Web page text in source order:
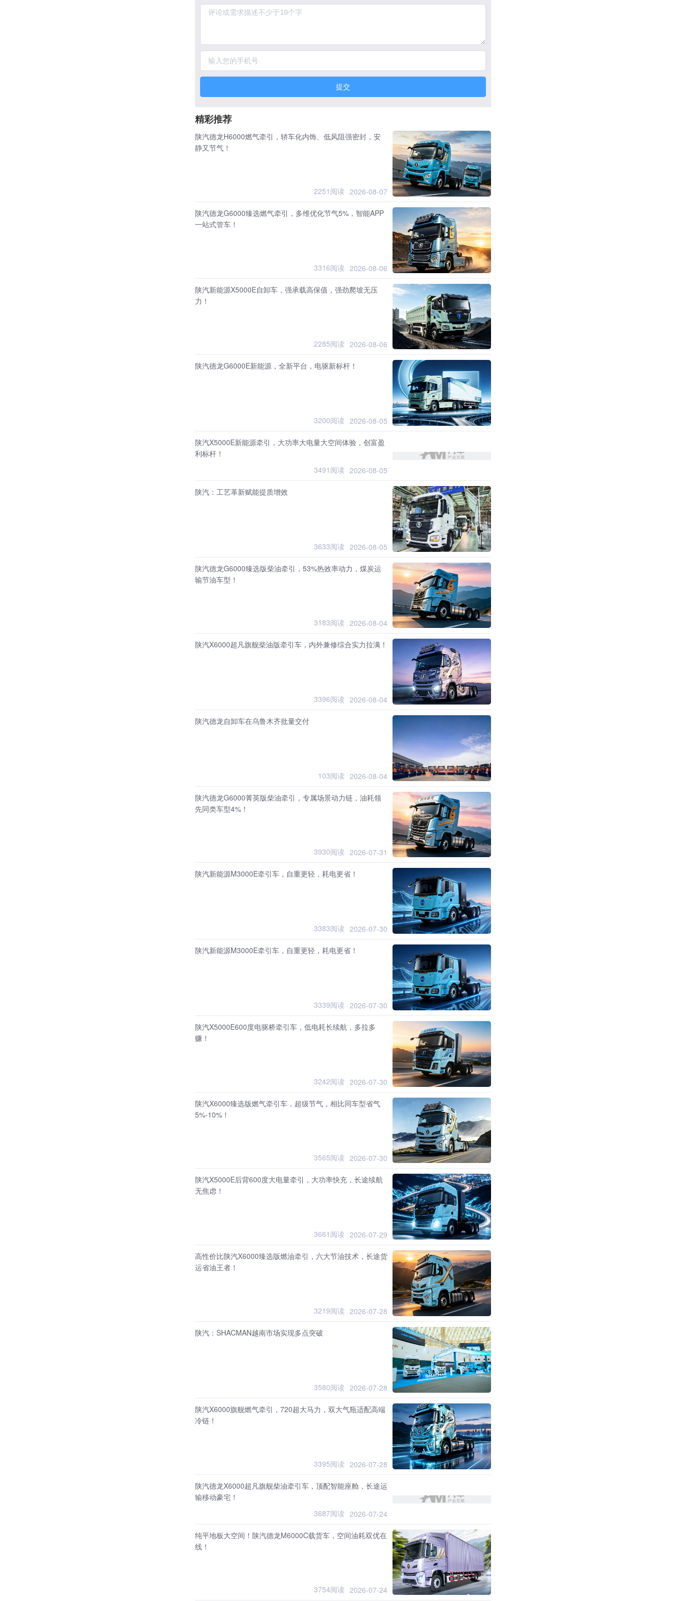
提交
精彩推荐
陕汽德龙H6000燃气牵引，轿车化内饰、低风阻强密封，安
静又节气！
2251阅读 2026-08-07
陕汽德龙G6000臻选燃气牵引，多维优化节气5%，智能APP
一站式管车！
3316阅读 2026-08-06
陕汽新能源X5000E自卸车，强承载高保值，强劲爬坡无压
力！
2285阅读 2026-08-06
陕汽德龙G6000E新能源，全新平台，电驱新标杆！
3200阅读 2026-08-05
陕汽X5000E新能源牵引，大功率大电量大空间体验，创富盈
利标杆！
3491阅读 2026-08-05
陕汽：工艺革新赋能提质增效
3633阅读 2026-08-05
陕汽德龙G6000臻选版柴油牵引，53%热效率动力，煤炭运
输节油车型！
3183阅读 2026-08-04
陕汽X6000超凡旗舰柴油版牵引车，内外兼修综合实力拉满！
3396阅读 2026-08-04
陕汽德龙自卸车在乌鲁木齐批量交付
103阅读 2026-08-04
陕汽德龙G6000菁英版柴油牵引，专属场景动力链，油耗领
先同类车型4%！
3930阅读 2026-07-31
陕汽新能源M3000E牵引车，自重更轻，耗电更省！
3383阅读 2026-07-30
陕汽新能源M3000E牵引车，自重更轻，耗电更省！
3339阅读 2026-07-30
陕汽X5000E600度电驱桥牵引车，低电耗长续航，多拉多
赚！
3242阅读 2026-07-30
陕汽X6000臻选版燃气牵引车，超级节气，相比同车型省气
5%-10%！
3565阅读 2026-07-30
陕汽X5000E后背600度大电量牵引，大功率快充，长途续航
无焦虑！
3661阅读 2026-07-29
高性价比陕汽X6000臻选版燃油牵引，六大节油技术，长途货
运省油王者！
3219阅读 2026-07-28
陕汽：SHACMAN越南市场实现多点突破
3580阅读 2026-07-28
陕汽X6000旗舰燃气牵引，720超大马力，双大气瓶适配高端
冷链！
3395阅读 2026-07-28
陕汽德龙X6000超凡旗舰柴油牵引车，顶配智能座舱，长途运
输移动豪宅！
3687阅读 2026-07-24
纯平地板大空间！陕汽德龙M6000C载货车，空间油耗双优在
线！
3754阅读 2026-07-24